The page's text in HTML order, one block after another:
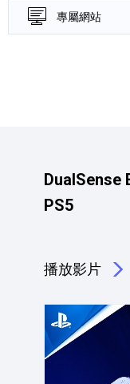
專屬網站
DualSense
PS5
播放影片
點擊播放：